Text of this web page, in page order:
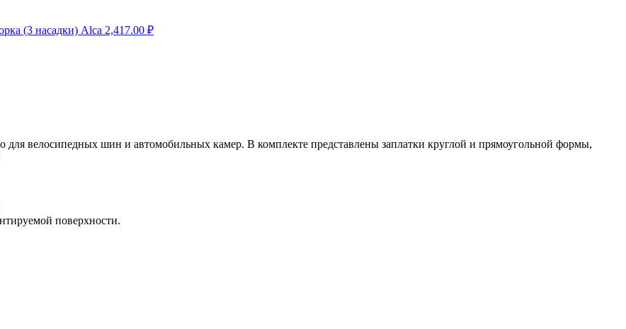
(3 насадки) Alca 2,417.00 ₽
велосипедных шин и автомобильных камер. В комплекте представлены заплатки круглой и прямоугольной формы,
поверхности.